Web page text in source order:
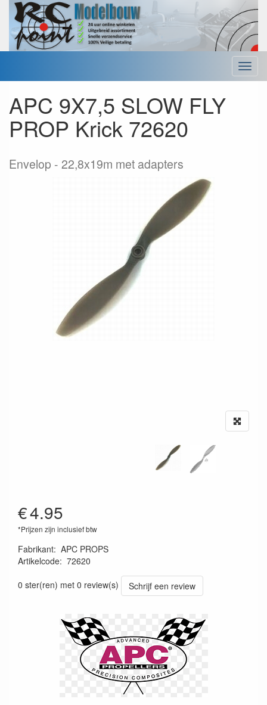
Menu
APC 9X7,5 SLOW FLY
PROP Krick 72620
Envelop 22,8x19m met adapters
€4.95
*Prijzen zijn inclusief btw
Fabrikant: APC PROPS
Artikelcode: 72620
0 ster(ren) met 0 review(s)
Schrijf een review